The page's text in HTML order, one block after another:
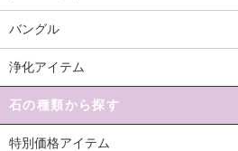
バングル
浄化アイテム
石の種類から探す
特別価格アイテム